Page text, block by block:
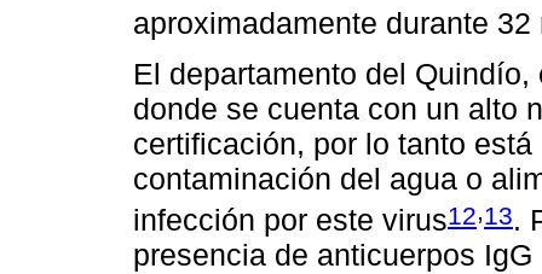
aproximadamente durante 32
El departamento del
donde se cuenta con un alto
certificación, por lo tanto
contaminación del agua o
infección por este virus12,13.
presencia de anticuerpos